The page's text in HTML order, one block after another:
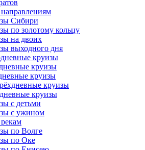
Сибири
по золотому кольцу
на двоих
выходного дня
круизы
круизы
круизы
круизы
круизы
с детьми
с ужином
по Волге
по Оке